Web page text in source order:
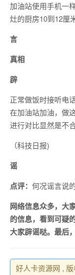
加油站使用手机一
灶的厨房10到12厘米
言
真相
辟
正常做饭时接听电
在加油站加油，做
进行对比显然是不
（科技日报)
谣
点评： 何况谣言说
网络信息众多，大
的信息，看到可疑
大家辟谣哒。最后
好人卡资源网 ,